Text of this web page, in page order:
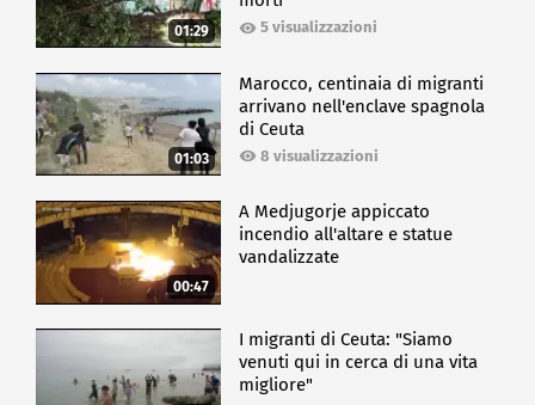
01:29 5 visualizzazioni
01:03
Marocco, centinaia di migranti
arrivano nell'enclave spagnola
di Ceuta
8 visualizzazioni
00:47
A Medjugorje appiccato
incendio all'altare e statue
vandalizzate
I migranti di Ceuta: "Siamo
venuti qui in cerca di una vita
migliore"